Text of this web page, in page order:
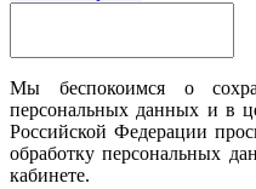
Мы беспокоимся о
персональных данных и в
Российской Федерации
обработку персональных
кабинете.